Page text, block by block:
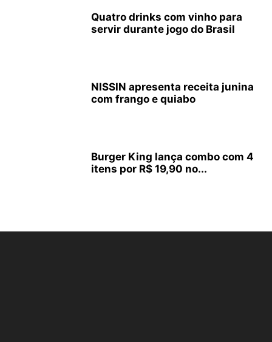
Quatro drinks com vinho para
servir durante jogo do Brasil
NISSIN apresenta receita junina
com frango e quiabo
Burger King lança combo com 4
itens por R$ 19,90 no...